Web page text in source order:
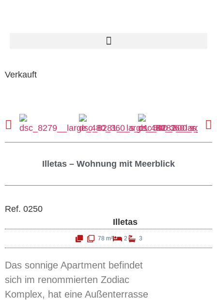
Verkauft
Illetas – Wohnung mit Meerblick
Ref. 0250
Illetas
78 m² 2 3
Das sonnige Apartment befindet
sich im renommierten Zodiac
Komplex, hat eine Außenterrasse